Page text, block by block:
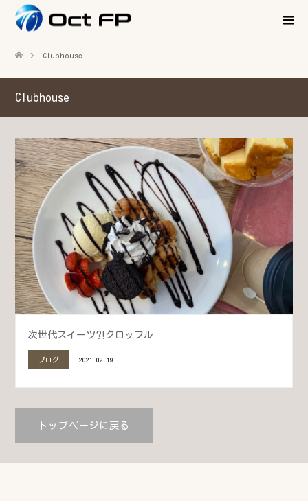
Clubhouse
Clubhouse
次世代スイーツ⁈クロッフル
ブログ 2021.02.19
トップページに戻る